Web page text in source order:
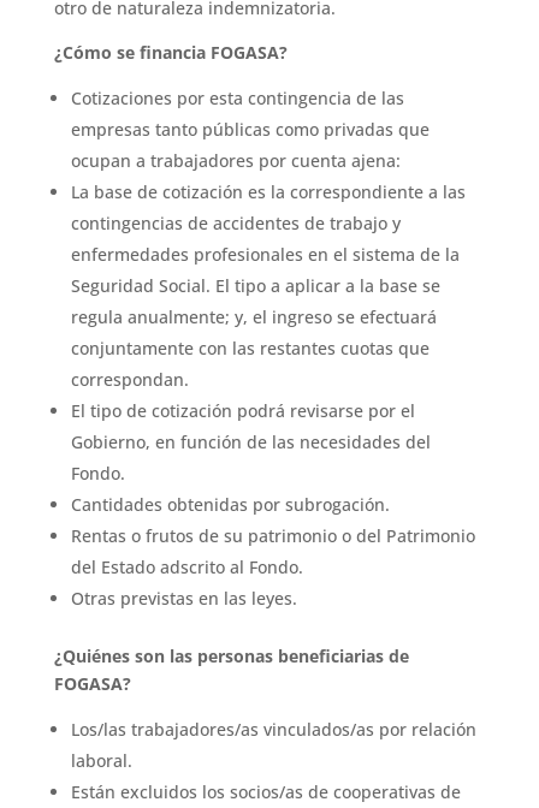
otro de naturaleza indemnizatoria.
¿Cómo se financia FOGASA?
Cotizaciones por esta contingencia de las
empresas tanto públicas como privadas que
ocupan a trabajadores por cuenta ajena:
La base de cotización es la correspondiente a las
contingencias de accidentes de trabajo y
enfermedades profesionales en el sistema de la
Seguridad Social. El tipo a aplicar a la base se
regula anualmente; y, el ingreso se efectuará
conjuntamente con las restantes cuotas que
correspondan.
El tipo de cotización podrá revisarse por el
Gobierno, en función de las necesidades del
Fondo.
Cantidades obtenidas por subrogación.
Rentas o frutos de su patrimonio o del Patrimonio
del Estado adscrito al Fondo.
Otras previstas en las leyes.
¿Quiénes son las personas beneficiarias de
FOGASA?
Los/las trabajadores/as vinculados/as por relación
laboral.
Están excluidos los socios/as de cooperativas de